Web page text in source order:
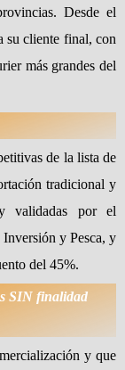
Desde el
su cliente final, con
más grandes del
de la lista de
tradicional y
validadas por el
y Pesca, y
del 45%.
SIN finalidad
y que